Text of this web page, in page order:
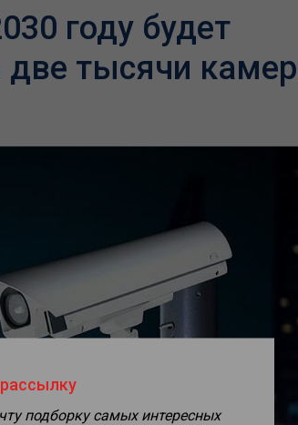
году будет
две тысячи камер
подборку самых интересных